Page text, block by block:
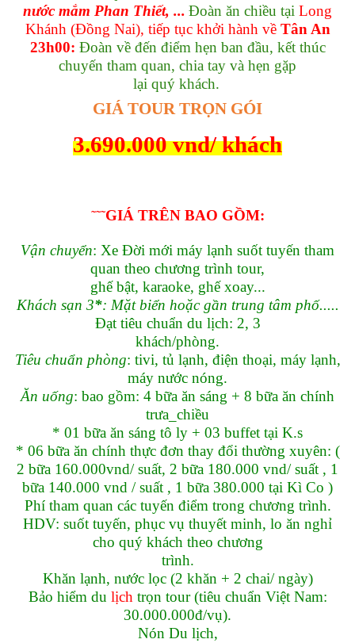
nước mắm Phan Thiết, ... Đoàn ăn chiều tại Long
Khánh (Đồng Nai), tiếp tục khởi hành về Tân An
23h00: Đoàn về đến điểm hẹn ban đầu, kết thúc
chuyến tham quan, chia tay và hẹn gặp
lại quý khách.
GIÁ TOUR TRỌN GÓI
3.690.000 vnd/ khách
˜˜˜GIÁ TRÊN BAO GỒM:
Vận chuyển: Xe Đời mới máy lạnh suốt tuyến tham
quan theo chương trình tour,
ghế bật, karaoke, ghế xoay...
Khách sạn 3*: Mặt biển hoặc gần trung tâm phố.....
Đạt tiêu chuẩn du lịch: 2, 3
khách/phòng.
Tiêu chuẩn phòng: tivi, tủ lạnh, điện thoại, máy lạnh,
máy nước nóng.
Ăn uống: bao gồm: 4 bữa ăn sáng + 8 bữa ăn chính
trưa_chiều
* 01 bữa ăn sáng tô ly + 03 buffet tại K.s
* 06 bữa ăn chính thực đơn thay đổi thường xuyên: (
2 bữa 160.000vnd/ suất, 2 bữa 180.000 vnd/ suất , 1
bữa 140.000 vnd / suất , 1 bữa 380.000 tại Kì Co )
Phí tham quan các tuyến điểm trong chương trình.
HDV: suốt tuyến, phục vụ thuyết minh, lo ăn nghỉ
cho quý khách theo chương
trình.
Khăn lạnh, nước lọc (2 khăn + 2 chai/ ngày)
Bảo hiểm du lịch trọn tour (tiêu chuẩn Việt Nam:
30.000.000đ/vụ).
Nón Du lịch,